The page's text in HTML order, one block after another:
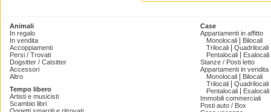
Animali
In regalo
In vendita
Accoppiamenti
Persi / Trovati
Dogsitter / Catsitter
Accessori
Altro
Tempo libero
Artisti e musicisti
Scambio libri
Case
Appartamenti in affitto
Monolocali
Bilocali
Trilocali
Quadrilocali
Pentalocali
Esalocali
Stanze / Posti letto
Appartamenti in vendita
Monolocali
Bilocali
Trilocali
Quadrilocali
Pentalocali
Esalocali
Immobili commerciali
Posti auto / Box